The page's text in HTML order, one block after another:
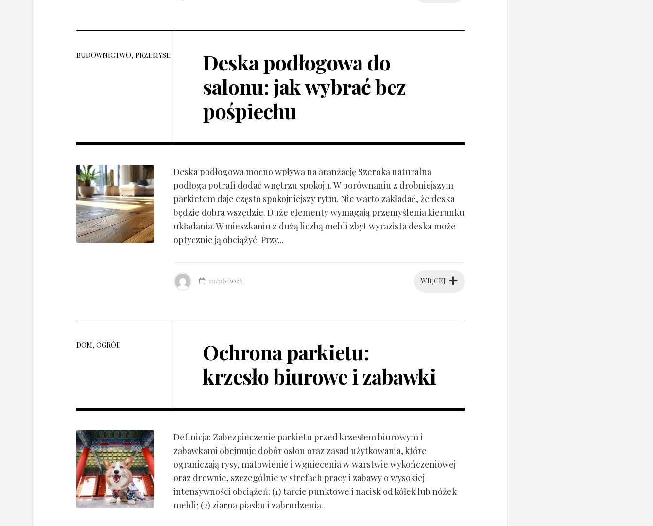
BUDOWNICTWO, PRZEMYSŁ
Deska podłogowa do
salonu: jak wybrać bez
pośpiechu
Deska podłogowa mocno wpływa na aranżację Szeroka naturalna
podłoga potrafi dodać wnętrzu spokoju. W porównaniu z drobniejszym
parkietem daje często spokojniejszy rytm. Nie warto zakładać, że deska
będzie dobra wszędzie. Duże elementy wymagają przemyślenia kierunku
układania. W mieszkaniu z dużą liczbą mebli zbyt wyrazista deska może
optycznie ją obciążyć. Przy...
WIĘCEJ
10/06/2026
DOM, OGRÓD
Ochrona parkietu:
krzesło biurowe i zabawki
Definicja: Zabezpieczenie parkietu przed krzesłem biurowym i
zabawkami obejmuje dobór osłon oraz zasad użytkowania, które
ograniczają rysy, matowienie i wgniecenia w warstwie wykończeniowej
oraz drewnie, szczególnie w strefach pracy i zabawy o wysokiej
intensywności obciążeń: (1) tarcie punktowe i nacisk od kółek lub nóżek
mebli; (2) ziarna piasku i zabrudzenia...